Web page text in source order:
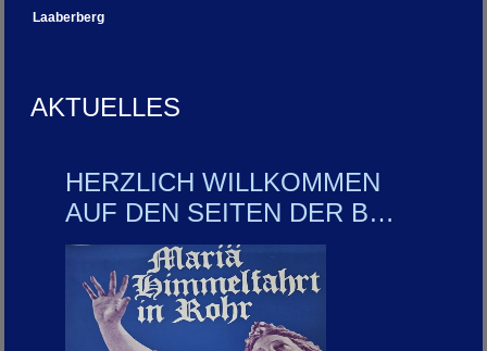
Laaberberg
AKTUELLES
HERZLICH WILLKOMMEN
AUF DEN SEITEN DER B…